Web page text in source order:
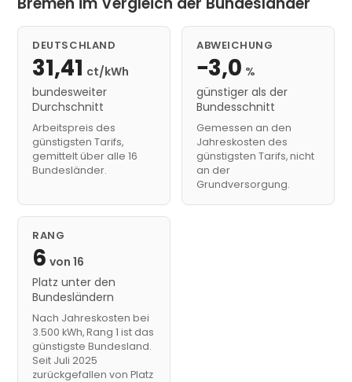
DEUTSCHLAND
31,41 ct/kWh
bundesweiter
Durchschnitt
Arbeitspreis des
günstigsten Tarifs,
gemittelt über alle 16
Bundesländer.
ABWEICHUNG
−3,0 %
günstiger als der
Bundesschnitt
Gemessen an den
Jahreskosten des
günstigsten Tarifs, nicht
an der
Grundversorgung.
RANG
6 von 16
Platz unter den
Bundesländern
Nach Jahreskosten bei
3.500 kWh, Rang 1 ist das
günstigste Bundesland.
Seit Juli 2025
zurückgefallen von Platz